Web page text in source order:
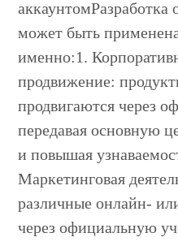
аккаунтомРазработка
может быть
именно:1.
продвижение:
продвигаются через
передавая основную
и повышая
Маркетинговая
различные онлайн-
через официальную